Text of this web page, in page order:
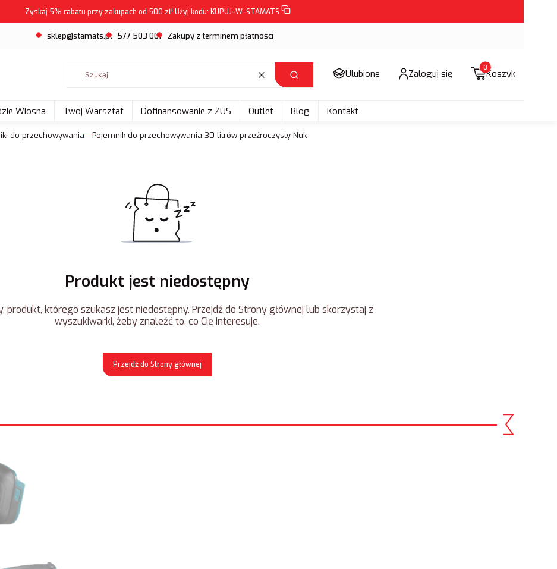
Zyskaj 5% rabatu przy zakupach od 500 zł! Użyj kodu: KUPUJ-W-STAMATS
sklep@stamats.pl 577 503 007 Zakupy z terminem płatności
Wyczyść Szukaj
Ulubione Zaloguj się Produkty w koszyku:
Koszyk
Wiosna Twój Warsztat Dofinansowanie z ZUS Outlet Blog Kontakt
do przechowywania Pojemnik do przechowywania 30 litrów przeźroczysty Nuk
Produkt jest niedostępny
produkt, którego szukasz jest niedostępny. Przejdź do Strony głównej lub skorzystaj z
wyszukiwarki, żeby znaleźć to, co Cię interesuje.
Przejdź do Strony głównej